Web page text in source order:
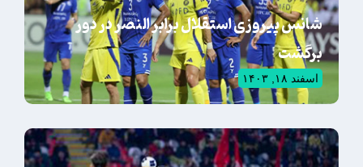
شانس پیروزی استقلال برابر النصر در دور
برگشت
اسفند ۱۸, ۱۴۰۳